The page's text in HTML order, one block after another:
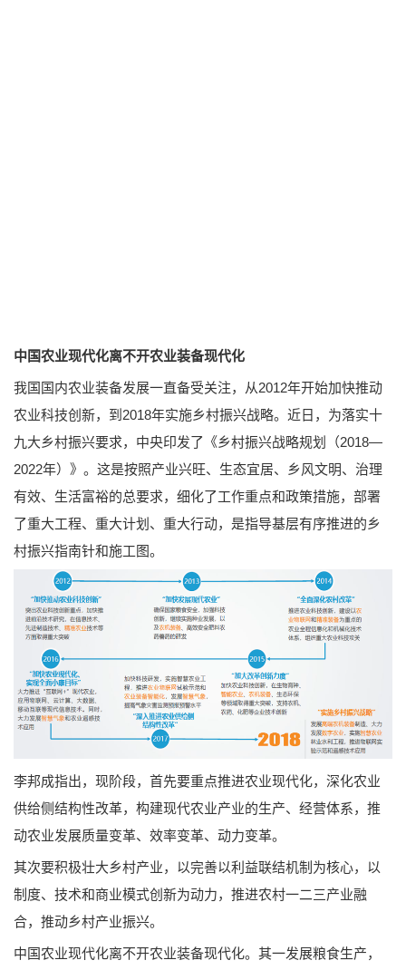
中国农业现代化离不开农业装备现代化
我国国内农业装备发展一直备受关注，从2012年开始加快推动
农业科技创新，到2018年实施乡村振兴战略。近日，为落实十
九大乡村振兴要求，中央印发了《乡村振兴战略规划（2018—
2022年）》。这是按照产业兴旺、生态宜居、乡风文明、治理
有效、生活富裕的总要求，细化了工作重点和政策措施，部署
了重大工程、重大计划、重大行动，是指导基层有序推进的乡
村振兴指南针和施工图。
李邦成指出，现阶段，首先要重点推进农业现代化，深化农业
供给侧结构性改革，构建现代农业产业的生产、经营体系，推
动农业发展质量变革、效率变革、动力变革。
其次要积极壮大乡村产业，以完善以利益联结机制为核心，以
制度、技术和商业模式创新为动力，推进农村一二三产业融
合，推动乡村产业振兴。
中国农业现代化离不开农业装备现代化。其一发展粮食生产，